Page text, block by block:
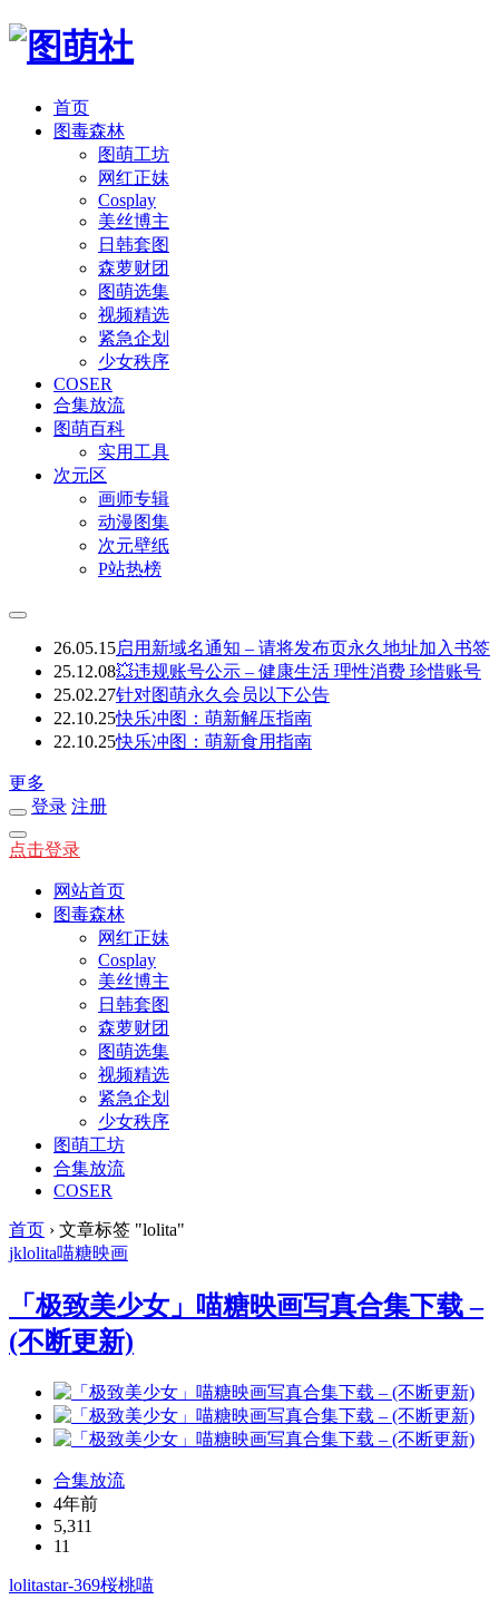
首页
图毒森林
图萌工坊
网红正妹
Cosplay
美丝博主
日韩套图
森萝财团
图萌选集
视频精选
紧急企划
少女秩序
COSER
合集放流
图萌百科
实用工具
次元区
画师专辑
动漫图集
次元壁纸
P站热榜
26.05.15启用新域名通知 – 请将发布页永久地址加入书签
25.12.08💥违规账号公示 – 健康生活 理性消费 珍惜账号
25.02.27针对图萌永久会员以下公告
22.10.25快乐冲图：萌新解压指南
22.10.25快乐冲图：萌新食用指南
更多
登录 注册
点击登录
网站首页
图毒森林
网红正妹
Cosplay
美丝博主
日韩套图
森萝财团
图萌选集
视频精选
紧急企划
少女秩序
图萌工坊
合集放流
COSER
首页 › 文章标签 "lolita"
jklolita喵糖映画
「极致美少女」喵糖映画写真合集下载 –
(不断更新)
合集放流
4年前
5,311
11
lolitastar-369桜桃喵